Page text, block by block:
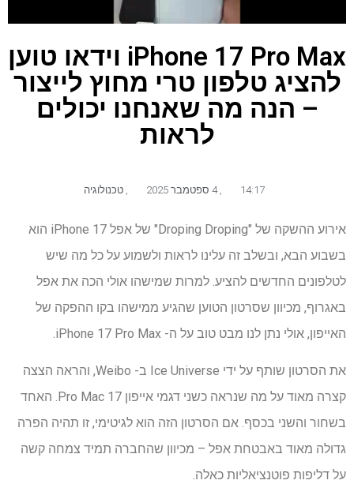
iPhone 17 Pro Max וידאו טוען
להציג טלפון טרי מחוץ לייצור
– הנה מה שאנחנו יכולים
לראות
14:17 4 ספטמבר 2025 טכנולוגיה
אירוע ההשקה של "Droping Droping" של אפל iPhone 17 הוא
בשבוע הבא, ובשלב זה עלינו לראות ולשמוע על כל מה שיש
לטלפונים החדשים להציע. למרות שמישהו אולי הכה את אפל
באגרוף, מכיוון שסרטון הטוען שהגיע ממישהו בקו ההפקה של
האייפון, אולי נתן לנו מבט טוב על ה- iPhone 17 Pro Max.
את הסרטון שותף על ידי Ice Universe ב- Weibo, והראה הצצה
קצרה מאוד על מה שנראה כשני דגמי אייפון 17 Pro Mac. האחד
בשחור והשני בכסף. אם הסרטון הזה הוא לגיטימי, זו תהיה הפרה
גדולה מאוד באבטחת אפל – מכיוון שהחברה תמיד צמחה קשה
על דליפות פוטנציאליות כאלה.